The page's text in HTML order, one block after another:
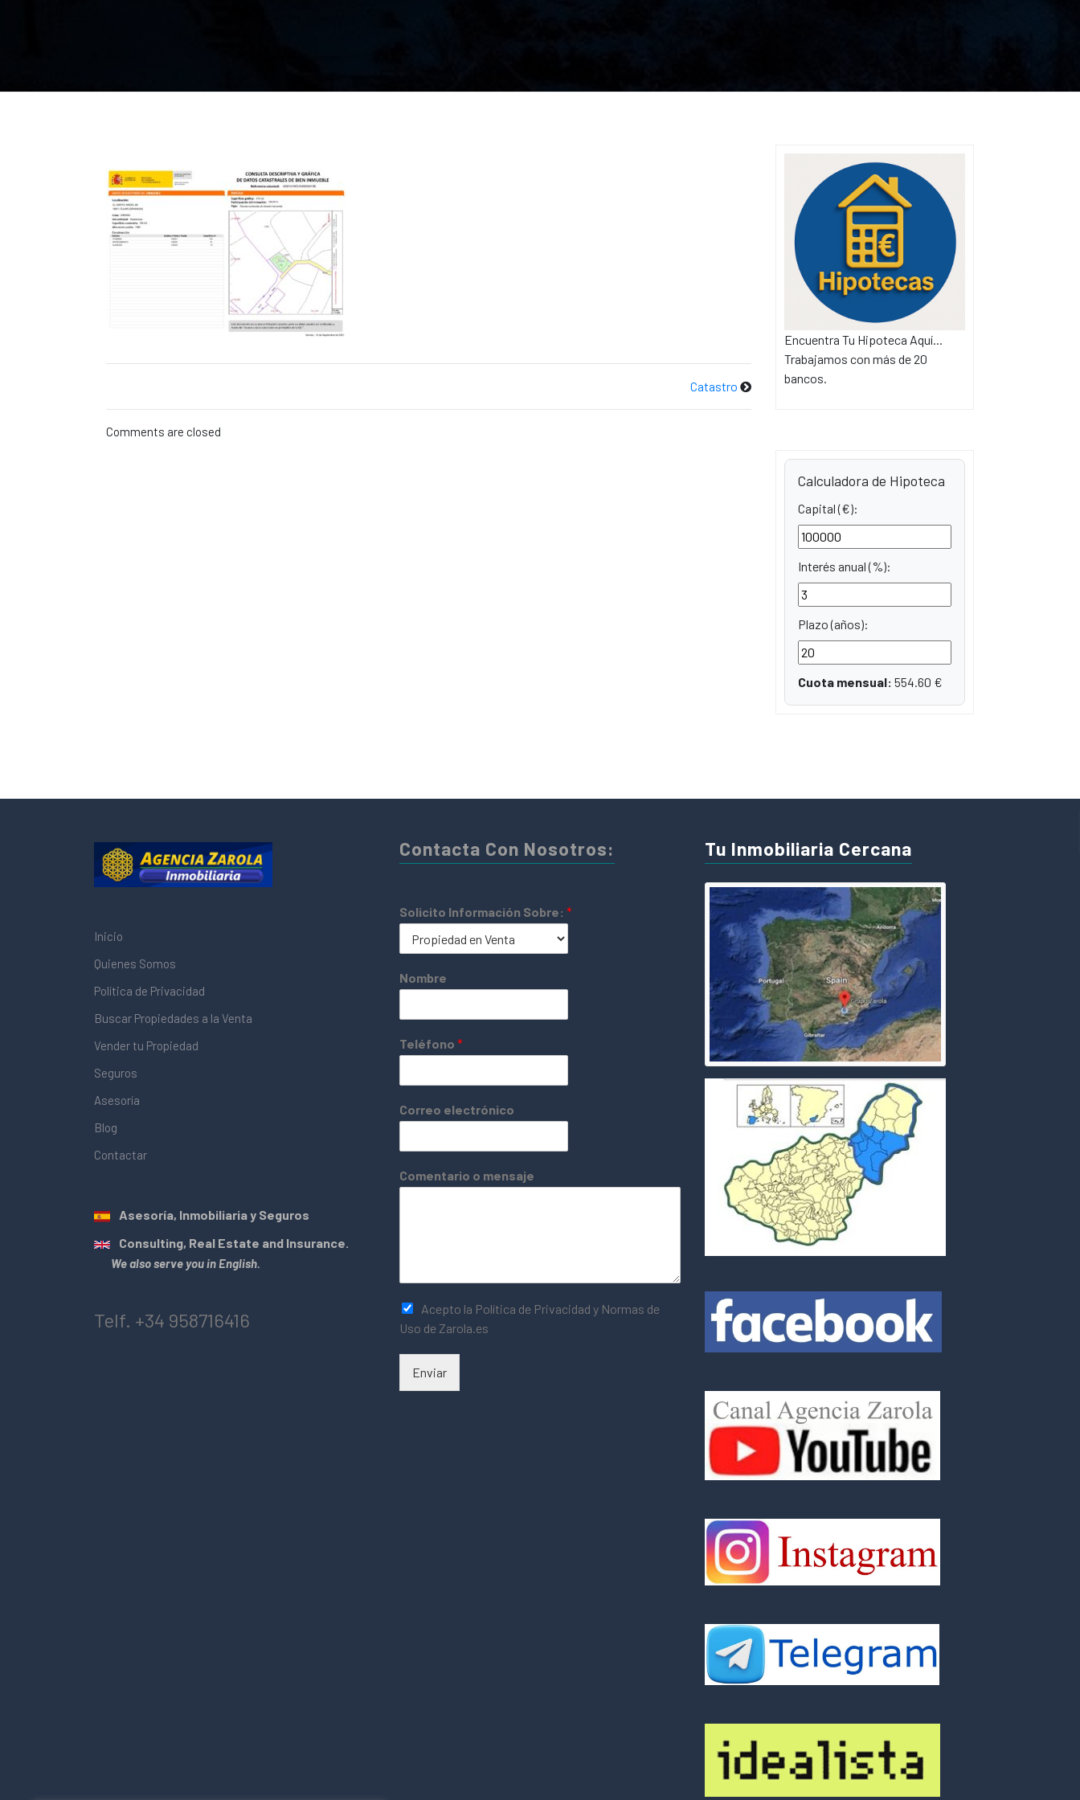
Catastro
Comments are closed
Encuentra Tu Hipoteca Aquí...
Trabajamos con más de 20
bancos.
Calculadora de Hipoteca
Capital (€):
Interés anual (%):
Plazo (años):
Cuota mensual: 554.60 €
Inicio
Quienes Somos
Política de Privacidad
Buscar Propiedades a la Venta
Vender tu Propiedad
Seguros
Asesoría
Blog
Contactar
Asesoría, Inmobiliaria y Seguros
Consulting, Real Estate and Insurance.
We also serve you in English.
Telf. +34 958716416
Contacta Con Nosotros:
Solicito Información Sobre: *
Nombre
Teléfono *
Correo electrónico
Comentario o mensaje
Acepto la Política de Privacidad y Normas de
Uso de Zarola.es
Enviar
Tu Inmobiliaria Cercana